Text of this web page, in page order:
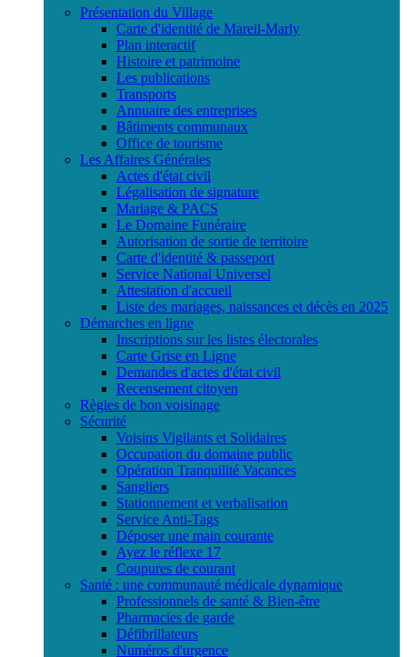
Présentation du Village
Carte d'identité de Mareil-Marly
Plan interactif
Histoire et patrimoine
Les publications
Transports
Annuaire des entreprises
Bâtiments communaux
Office de tourisme
Les Affaires Générales
Actes d'état civil
Légalisation de signature
Mariage & PACS
Le Domaine Funéraire
Autorisation de sortie de territoire
Carte d'identité & passeport
Service National Universel
Attestation d'accueil
Liste des mariages, naissances et décès en 2025
Démarches en ligne
Inscriptions sur les listes électorales
Carte Grise en Ligne
Demandes d'actes d'état civil
Recensement citoyen
Règles de bon voisinage
Sécurité
Voisins Vigilants et Solidaires
Occupation du domaine public
Opération Tranquilité Vacances
Sangliers
Stationnement et verbalisation
Service Anti-Tags
Déposer une main courante
Ayez le réflexe 17
Coupures de courant
Santé : une communauté médicale dynamique
Professionnels de santé & Bien-être
Pharmacies de garde
Défibrillateurs
Numéros d'urgence